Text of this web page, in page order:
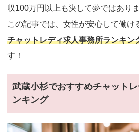
収100万円以上も決して夢ではありま
この記事では、女性が安心して働け
チャットレディ求人事務所ランキン
す！
武蔵小杉でおすすめチャット
ンキング